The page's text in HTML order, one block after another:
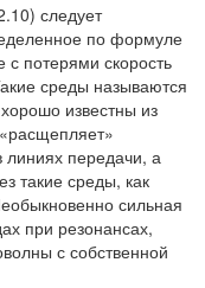
следует
по формуле
с потерями скорость
среды называются
известны из
линиях передачи, а
такие среды, как
сильная
при резонансах,
с собственной